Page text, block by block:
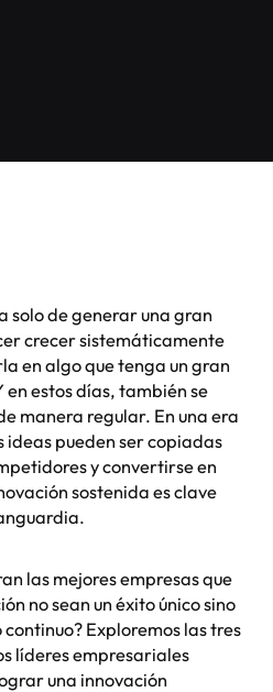
solo de generar una gran
crecer sistemáticamente
en algo que tenga un gran
estos días, también se
manera regular. En una era
ideas pueden ser copiadas
y convertirse en
sostenida es clave
las mejores empresas que
no sean un éxito único sino
Exploremos las tres
líderes empresariales
una innovación